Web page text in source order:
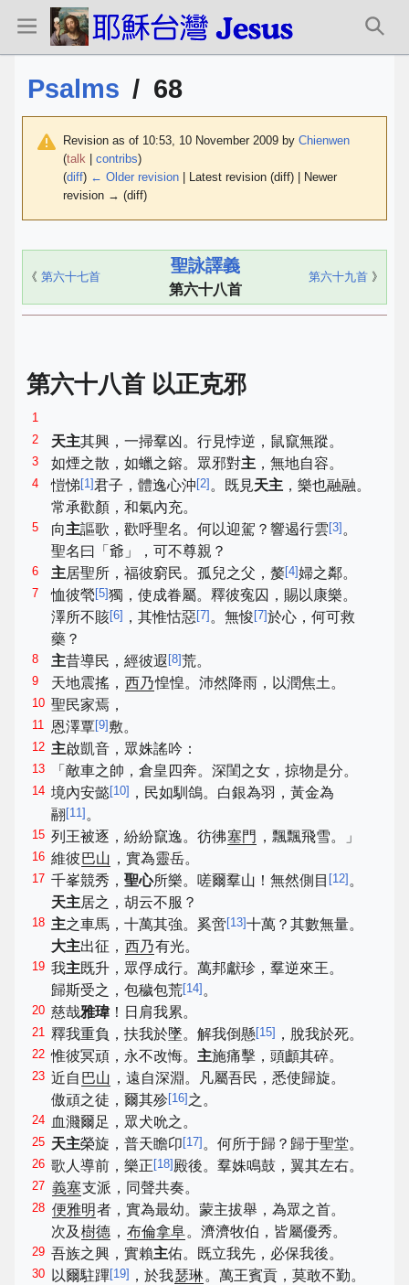
Psalms / 68
Revision as of 10:53, 10 November 2009 by Chienwen
(talk contribs)
(diff) ← Older revision | Latest revision (diff) | Newer
revision → (diff)
《 第六十七首
聖詠譯義
第六十八首
第六十九首 》
第六十八首 以正克邪
1
2
天主其興，一掃羣凶。行見悖逆，鼠竄無蹤。
3 如煙之散，如蠟之鎔。眾邪對主 ，無地自容。
4 愷悌 [1]君子，體逸心沖 [2] 。既見天主 ，樂也融融。
常承歡顏，和氣內充。
5 向主謳歌，歡呼聖名。何以迎駕？響遏行雲 [3] 。
聖名曰「爺」，可不尊親？
6 主居聖所，福彼窮民。孤兒之父，嫠[4]婦之鄰。
7 恤彼煢 [5]獨，使成眷屬。釋彼寃囚，賜以康樂。
澤所不賅[6] ，其惟怙惡[7] 。無悛 [7]於心，何可救
藥？
8 主昔導民，經彼遐 [8]荒。
9 天地震搖， 西乃惶惶。沛然降雨，以潤焦土。
10 聖民家焉，
11 恩澤覃[9] 敷。
12 主啟凱音，眾姝謠吟：
13 「敵車之帥，倉皇四奔。深閨之女，掠物是分。
14 境內安懿[10] ，民如馴鴿。白銀為羽，黃金為
翮 [11] 。
15 列王被逐，紛紛竄逸。彷彿塞門 ，飄飄飛雪。」
16 維彼 巴山 ，實為靈岳。
17 千峯競秀，聖心所樂。嗟爾羣山！無然側目 [12] 。
天主居之，胡云不服？
18 主之車馬，十萬其強。奚啻 [13]十萬？其數無量。
大主出征， 西乃有光。
19 我主既升，眾俘成行。萬邦獻珍，羣逆來王。
歸斯受之，包穢包荒[14] 。
20 慈哉雅瑋！日肩我累。
21 釋我重負，扶我於墜。解我倒懸[15] ，脫我於死。
22 惟彼冥頑，永不改悔。主施痛擊，頭顱其碎。
23 近自 巴山 ，遠自深淵。凡屬吾民，悉使歸旋。
傲頑之徒，爾其殄[16] 之。
24 血濺爾足，眾犬吮之。
25 天主榮旋，普天瞻卬 [17] 。何所于歸？歸于聖堂。
26 歌人導前，樂正 [18] 殿後。羣姝鳴鼓，翼其左右。
27 義塞支派，同聲共奏。
28 便雅明者，實為最幼。蒙主拔舉，為眾之首。
次及 樹德 ， 布倫拿阜。濟濟牧伯，皆屬優秀。
29 吾族之興，實賴主佑。既立我先，必保我後。
30 以爾駐蹕[19] ，於我瑟琳。萬王賓貢，莫敢不勤。